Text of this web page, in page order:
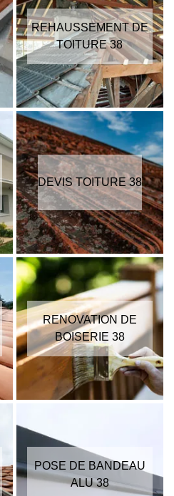
REHAUSSEMENT DE
TOITURE 38
DEVIS TOITURE 38
RENOVATION DE
BOISERIE 38
POSE DE BANDEAU
ALU 38